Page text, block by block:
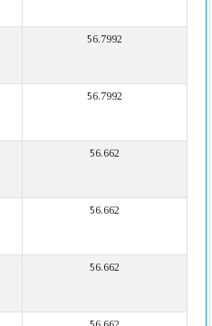
56.7992
56.7992
56.662
56.662
56.662